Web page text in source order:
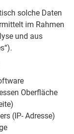
solche Daten
im Rahmen
und aus
Oberfläche
(IP- Adresse)